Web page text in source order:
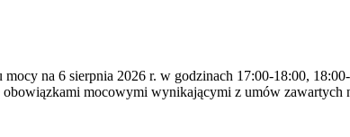
na 6 sierpnia 2026 r. w godzinach 17:00-18:00,
mocowymi wynikającymi z umów